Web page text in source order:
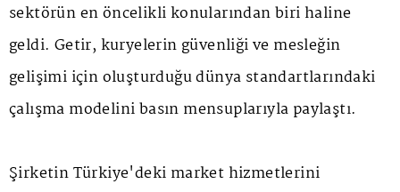
sektörün en öncelikli konularından biri haline
geldi. Getir, kuryelerin güvenliği ve mesleğin
gelişimi için oluşturduğu dünya standartlarındaki
çalışma modelini basın mensuplarıyla paylaştı.
Şirketin Türkiye'deki market hizmetlerini